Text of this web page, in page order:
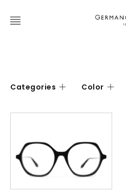
Categories Color